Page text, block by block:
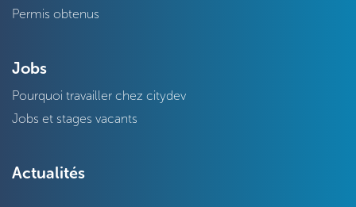
Permis obtenus
Jobs
Pourquoi travailler chez citydev
Jobs et stages vacants
Actualités